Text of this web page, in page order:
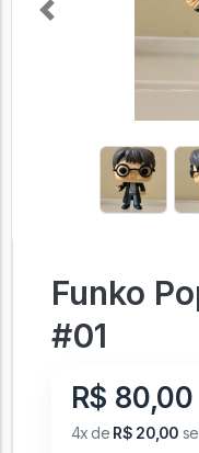
Previous
Funko
#01
R$ 80,00
4x de R$ 20,00